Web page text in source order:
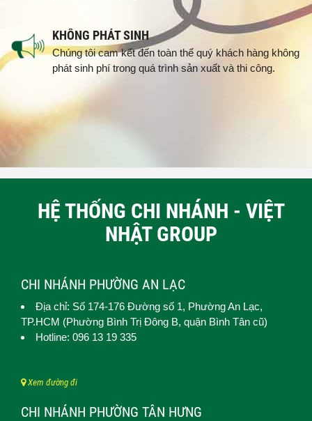
KHÔNG PHÁT SINH
Chúng tôi cam kết đến toàn thể quý khách hàng không
phát sinh phí trong quá trình sản xuất và thi công.
HỆ THỐNG CHI NHÁNH - VIỆT
NHẬT GROUP
CHI NHÁNH PHƯỜNG AN LẠC
Địa chỉ: Số 174-176 Đường số 1, Phường An Lạc,
TP.HCM (Phường Bình Trị Đông B, quận Bình Tân cũ)
Hotline: 096 13 19 335
Xem đường đi
CHI NHÁNH PHƯỜNG TÂN HƯNG